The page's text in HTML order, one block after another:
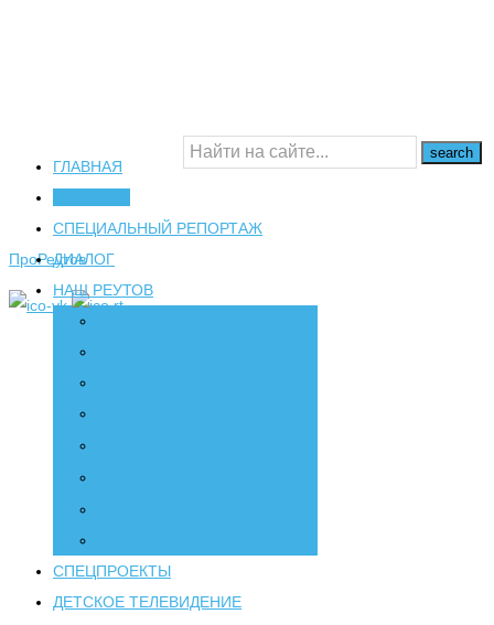
16+
ПроРеутов
ГЛАВНАЯ
СПЕЦИАЛЬНЫЙ РЕПОРТАЖ
ДИАЛОГ
НАШ РЕУТОВ
СПЕЦПРОЕКТЫ
ДЕТСКОЕ ТЕЛЕВИДЕНИЕ